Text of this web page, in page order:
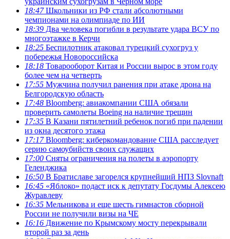
18:47Школьники из РФ стали абсолютными
чемпионами на олимпиаде по ИИ
18:39 Два человека погибли в результате удара ВСУ по
многоэтажке в Керчи
18:25 Беспилотник атаковал турецкий сухогруз у
побережья Новороссийска
18:18 Товарооборот Китая и России вырос в этом году
более чем на четверть
17:55 Мужчина получил ранения при атаке дрона на
Белгородскую область
17:48 Bloomberg: авиакомпании США обязали
проверить самолеты Boeing на наличие трещин
17:35 В Казани пятилетний ребенок погиб при падении
из окна десятого этажа
17:17Bloomberg: киберкомандование США расследует
серию самоубийств своих служащих
17:00 Сняты ограничения на полеты в аэропорту
Геленджика
16:50 В Братиславе загорелся крупнейший НПЗ Slovnaft
16:45 «Яблоко» подаст иск к депутату Госдумы Алексею
Журавлеву
16:35 Мельникова и еще шесть гимнастов сборной
России не получили визы на ЧЕ
16:16 Движение по Крымскому мосту перекрывали
второй раз за день